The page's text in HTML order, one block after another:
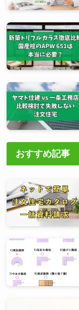
おすすめ記事